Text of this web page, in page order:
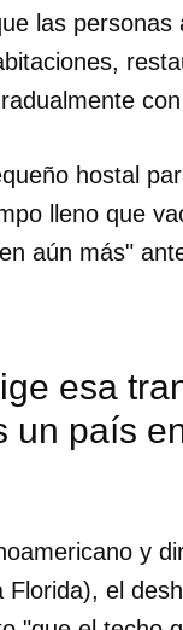
las
hostal
lleno que
aún más"
esa
un país
y
el